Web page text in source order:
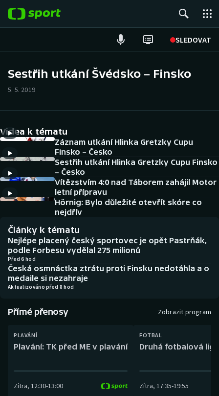
SLEDOVAT
Hokej
Tenis
Atletika
Cyklistika
DALŠÍ SPORTY
Americký fotbal
Baseball a softbal
Basketbal
Biatlon
Curling
Florbal
NEPŘEHLÉDNĚTE
Soutěže
Historické návraty
Aplikace ČT sport
Sestřih utkání Švédsko – Finsko
5. 5. 2019
Videa k tématu
Záznam utkání Hlinka Gretzky Cupu
Finsko – Česko
Sestřih utkání Hlinka Gretzky Cupu Finsko
– Česko
Vítězstvím 4:0 nad Táborem zahájil Motor
letní přípravu
Hörnig: Bylo důležité otevřít skóre co
nejdřív
Články k tématu
Nejlépe placený český sportovec je opět Pastrňák,
podle Forbesu vydělal 275 milionů
Před 6 hod
Česká osmnáctka ztrátu proti Finsku nedotáhla a o
medaile si nezahraje
Aktualizováno před 8 hod
Přímé přenosy Zobrazit program
PLAVÁNÍ
Plavání: TK před ME v plavání
Zítra, 12:30-13:00
FOTBAL
Druhá fotbalová
Zítra, 17:35-19:55